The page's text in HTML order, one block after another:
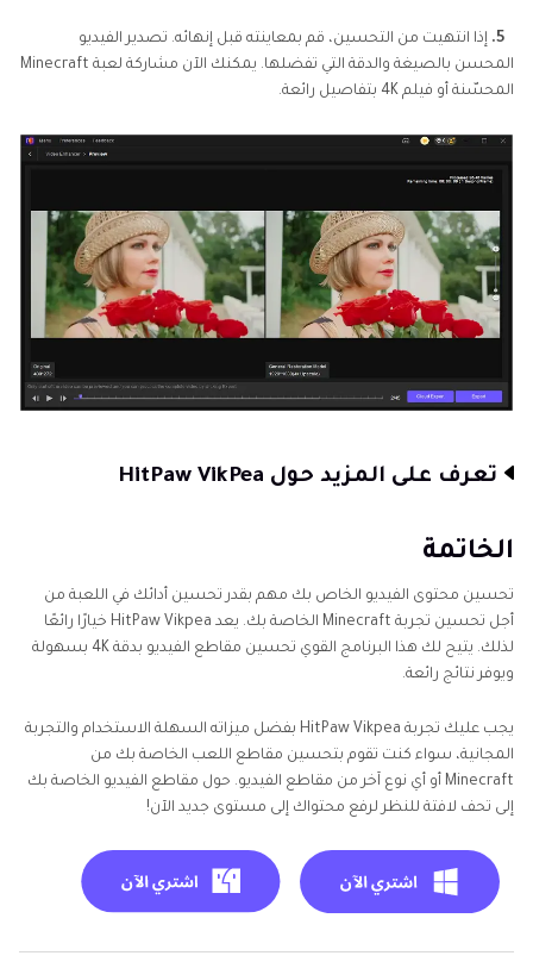
5. إذا انتهيت من التحسين، قم بمعاينته قبل إنهائه. تصدير الفيديو
المحسن بالصيغة والدقة التي تفضلها. يمكنك الآن مشاركة لعبة Minecraft
المحسّنة أو فيلم 4K بتفاصيل رائعة.
تعرف على المزيد حول HitPaw VikPea
الخاتمة
تحسين محتوى الفيديو الخاص بك مهم بقدر تحسين أدائك في اللعبة من
أجل تحسين تجربة Minecraft الخاصة بك. يعد HitPaw Vikpea خيارًا رائعًا
لذلك. يتيح لك هذا البرنامج القوي تحسين مقاطع الفيديو بدقة 4K بسهولة
ويوفر نتائج رائعة.
يجب عليك تجربة HitPaw Vikpea بفضل ميزاته السهلة الاستخدام والتجربة
المجانية، سواء كنت تقوم بتحسين مقاطع اللعب الخاصة بك من
Minecraft أو أي نوع آخر من مقاطع الفيديو. حول مقاطع الفيديو الخاصة بك
إلى تحف لافتة للنظر لرفع محتواك إلى مستوى جديد الآن!